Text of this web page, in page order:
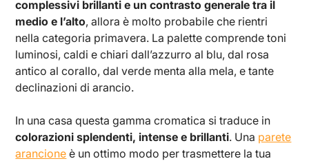
complessivi brillanti e un contrasto generale tra il
medio e l’alto, allora è molto probabile che rientri
nella categoria primavera. La palette comprende toni
luminosi, caldi e chiari dall’azzurro al blu, dal rosa
antico al corallo, dal verde menta alla mela, e tante
declinazioni di arancio.
In una casa questa gamma cromatica si traduce in
colorazioni splendenti, intense e brillanti. Una parete
arancione è un ottimo modo per trasmettere la tua